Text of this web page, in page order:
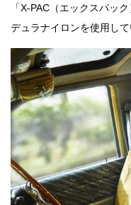
「X-PAC（エックスパッ
デュラナイロンを使用し